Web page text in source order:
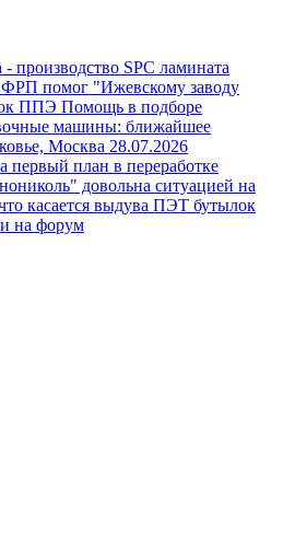
производство SPC ламината
ФРП помог "Ижевскому заводу
ППЭ Помощь в подборе
машины: ближайшее
Москва 28.07.2026
первый план в переработке
довольна ситуацией на
касается выдува ПЭТ бутылок
на форум